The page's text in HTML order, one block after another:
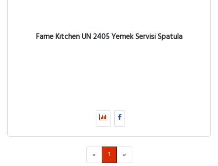
Fame Kıtchen UN 2405 Yemek Servisi Spatula
« 1 »